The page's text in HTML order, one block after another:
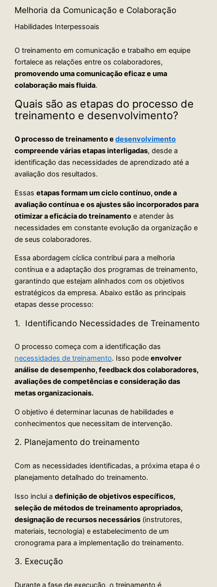
Melhoria da Comunicação e Colaboração
Habilidades Interpessoais
O treinamento em comunicação e trabalho em equipe
fortalece as relações entre os colaboradores,
promovendo uma comunicação eficaz e uma
colaboração mais fluida.
Quais são as etapas do processo de
treinamento e desenvolvimento?
O processo de treinamento edesenvolvimento
compreende várias etapas interligadas, desde a
identificação das necessidades de aprendizado até a
avaliação dos resultados.
Essasetapas formam um ciclo contínuo, onde a
avaliação contínua e os ajustes são incorporados para
otimizar a eficácia do treinamento e atender às
necessidades em constante evolução da organização e
de seus colaboradores.
Essa abordagem cíclica contribui para a melhoria
contínua e a adaptação dos programas de treinamento,
garantindo que estejam alinhados com os objetivos
estratégicos da empresa. Abaixo estão as principais
etapas desse processo:
1. Identificando Necessidades de Treinamento
O processo começa com a identificação das
necessidades de treinamento. Isso podeenvolver
análise de desempenho, feedback dos colaboradores,
avaliações de competências e consideração das
metas organizacionais.
O objetivo é determinar lacunas de habilidades e
conhecimentos que necessitam de intervenção.
2. Planejamento do treinamento
Com as necessidades identificadas, a próxima etapa é o
planejamento detalhado do treinamento.
Isso inclui adefinição de objetivos específicos,
seleção de métodos de treinamento apropriados,
designação de recursos necessários (instrutores,
materiais, tecnologia) e estabelecimento de um
cronograma para a implementação do treinamento.
3. Execução
Durante a fase de execução, o treinamento é